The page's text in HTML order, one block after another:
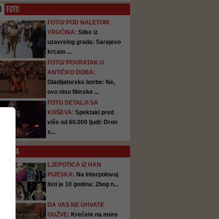
FOTO
FOTO/ POD NALETOM
VRUĆINA: Slike iz
uzavrelog grada: Sarajevo
krcato ...
FOTO/ POVRATAK U
ANTIČKO DOBA:
Gladijatorske borbe: Ne,
ovo nisu filmske ...
FOTO DETALJI SA
KOŠEVA: Spektakl pred
više od 60.000 ljudi: Dron
s...
SATA
LJEPOTICA IZ HAN
PIJESKA: Na Interpolovoj
listi je 10 godina: Zbog n...
DA VAS NE UHVATE
GUŽVE: Krećete na more